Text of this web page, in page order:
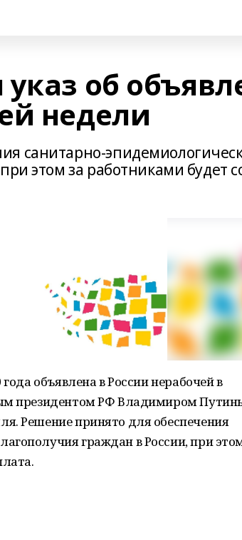
об
недели
санитарно-
этом за работниками будет
объявлена в России нерабочей в
президентом РФ Владимиром
Решение принято для обеспечения
граждан в России, при